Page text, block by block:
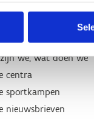
we, wat doen we
centra
sportkampen
nieuwsbrieven